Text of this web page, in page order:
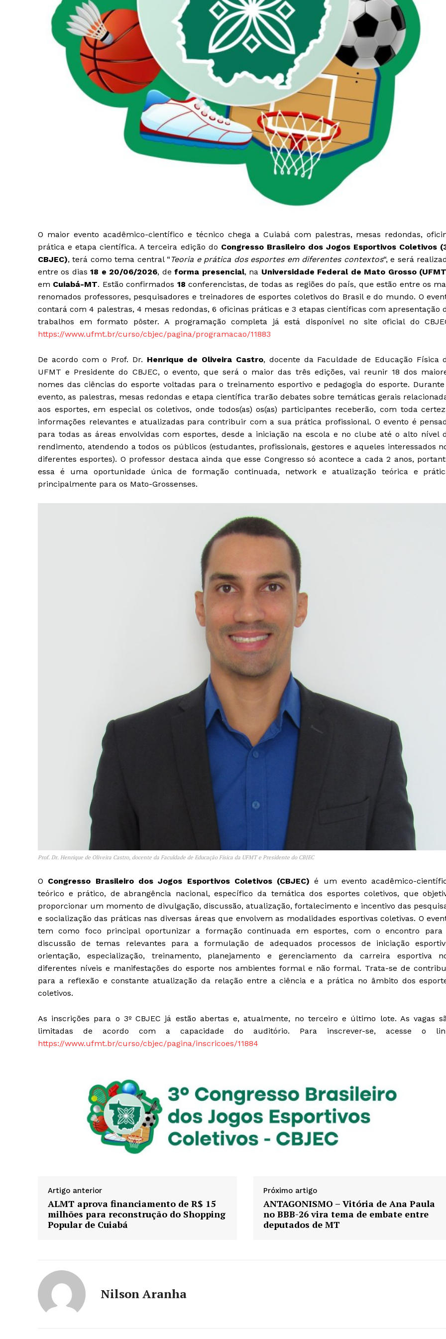
O maior evento acadêmico-científico e técnico chega a Cuiabá com palestras, mesas redondas,
prática e etapa científica. A terceira edição do Congresso Brasileiro dos Jogos Esportivos Coletivos
CBJEC), terá como tema central “ Teoria e prática dos esportes em diferentes contextos“, e será
entre os dias18 e 20/06/2026, deforma presencial, na Universidade Federal de Mato Grosso
em Cuiabá-MT. Estão confirmados 18 conferencistas, de todas as regiões do país, que estão entre os
renomados professores, pesquisadores e treinadores de esportes coletivos do Brasil e do mundo. O
contará com 4 palestras, 4 mesas redondas, 6 oficinas práticas e 3 etapas científicas com apresentação
trabalhos em formato pôster. A programação completa já está disponível no site oficial do
https://www.ufmt.br/curso/cbjec/pagina/programacao/11883
De acordo com o Prof. Dr. Henrique de Oliveira Castro, docente da Faculdade de Educação Física
UFMT e Presidente do CBJEC, o evento, que será o maior das três edições, vai reunir 18 dos
nomes das ciências do esporte voltadas para o treinamento esportivo e pedagogia do esporte.
evento, as palestras, mesas redondas e etapa científica trarão debates sobre temáticas gerais
aos esportes, em especial os coletivos, onde todos(as) os(as) participantes receberão, com toda
informações relevantes e atualizadas para contribuir com a sua prática profissional. O evento é
para todas as áreas envolvidas com esportes, desde a iniciação na escola e no clube até o alto nível
rendimento, atendendo a todos os públicos (estudantes, profissionais, gestores e aqueles interessados
diferentes esportes). O professor destaca ainda que esse Congresso só acontece a cada 2 anos,
essa é uma oportunidade única de formação continuada, network e atualização teórica e
principalmente para os Mato-Grossenses.
Prof. Dr. Henrique de Oliveira Castro, docente da Faculdade de Educação Física da UFMT e Presidente do CBJEC
O Congresso Brasileiro dos Jogos Esportivos Coletivos (CBJEC) é um evento acadêmico-
teórico e prático, de abrangência nacional, específico da temática dos esportes coletivos, que
proporcionar um momento de divulgação, discussão, atualização, fortalecimento e incentivo das
e socialização das práticas nas diversas áreas que envolvem as modalidades esportivas coletivas. O
tem como foco principal oportunizar a formação continuada em esportes, com o encontro para
discussão de temas relevantes para a formulação de adequados processos de iniciação
orientação, especialização, treinamento, planejamento e gerenciamento da carreira esportiva
diferentes níveis e manifestações do esporte nos ambientes formal e não formal. Trata-se de
para a reflexão e constante atualização da relação entre a ciência e a prática no âmbito dos
coletivos.
As inscrições para o 3º CBJEC já estão abertas e, atualmente, no terceiro e último lote. As vagas
limitadas de acordo com a capacidade do auditório. Para inscrever-se, acesse o
https://www.ufmt.br/curso/cbjec/pagina/inscricoes/11884
Artigo anterior
ALMT aprova financiamento de R$ 15
milhões para reconstrução do Shopping
Popular de Cuiabá
Próximo artigo
ANTAGONISMO – Vitória de Ana Paula
no BBB-26 vira tema de embate entre
deputados de MT
Nilson Aranha